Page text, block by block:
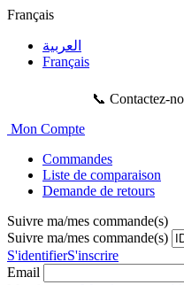
Français
العربية
Français
📞 Contactez-
Mon Compte
Commandes
Liste de comparaison
Demande de retours
Suivre ma/mes commande(s)
Suivre ma/mes commande(s)
S'identifierS'inscrire
Email